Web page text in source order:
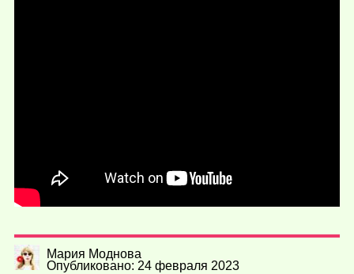
Мария Моднова
Опубликовано: 24 февраля 2023